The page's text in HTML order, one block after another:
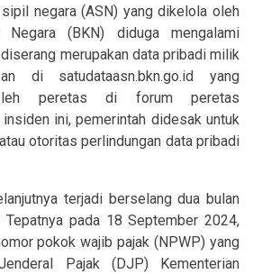
negara (ASN) yang dikelola oleh
Negara (BKN) diduga mengalami
merupakan data pribadi milik
di satudataasn.bkn.go.id yang
peretas di forum peretas
ini, pemerintah didesak untuk
otoritas perlindungan data pribadi
terjadi berselang dua bulan
pada 18 September 2024,
pokok wajib pajak (NPWP) yang
Pajak (DJP) Kementerian